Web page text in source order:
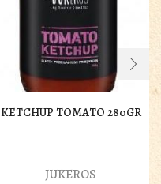
KETCHUP TOMATO 280GR
JUKEROS